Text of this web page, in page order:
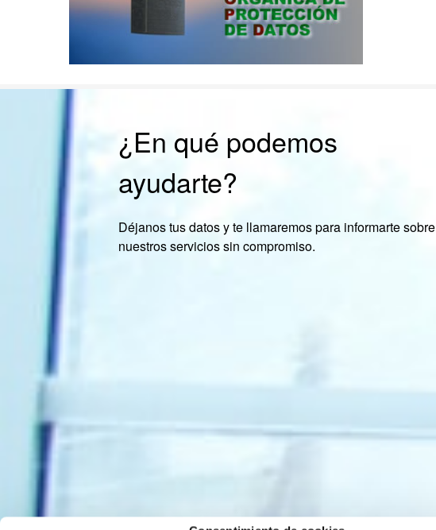
¿En qué podemos
ayudarte?
Déjanos tus datos y te llamaremos para informarte sobre
nuestros servicios sin compromiso.